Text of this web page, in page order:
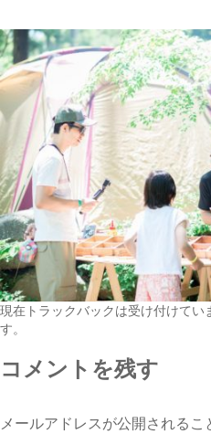
現在トラックバックは受け付けてい
す。
コメントを残す
メールアドレスが公開されるこ